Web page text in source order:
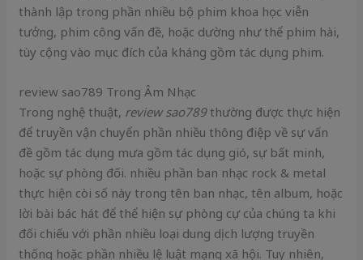
thành lập trong phần nhiều bộ phim khoa học viễn
tưởng, phim công vấn đề, hoặc dường như thể phim hài,
tùy cộng vào mục đích của kháng gồm tác dụng phim.
review sao789 Trong Âm Nhạc
Trong nghệ thuật, review sao789thường được thực hiện
để truyền vận chuyển phần nhiều thông điệp về sự vấn
đề gồm tác dụng mưa gồm tác dụng gió, sự bất minh,
hoặc sự phòng đối. nhiều phần ban nhạc rock & metal
thực hiện còi số này trong tên ban nhạc, tên album, hoặc
lời bài bác hát để thể hiện sự phòng cự của chúng ta khi
đối chiếu với phần nhiều loại dung dịch lượng truyền
thống hoặc phần nhiều lệ luật mạng xã hội. Tuy nhiên,